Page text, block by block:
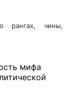
рангах, чины,
мифа